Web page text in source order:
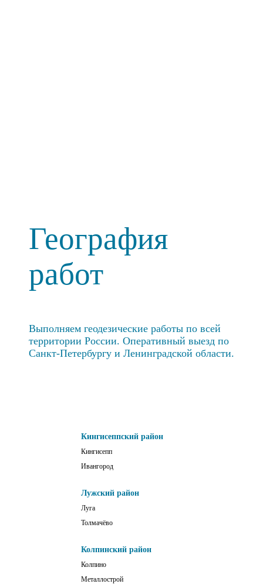
География
работ
Выполняем геодезические работы по всей
территории России. Оперативный выезд по
Санкт-Петербургу и Ленинградской области.
Кингисеппский район
Кингисепп
Ивангород
Лужский район
Луга
Толмачёво
Колпинский район
Колпино
Металлострой